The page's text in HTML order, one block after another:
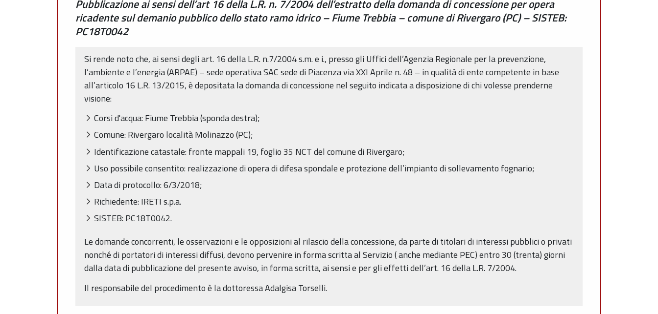
Pubblicazione ai sensi dell’art 16 della L.R. n. 7/2004 dell’estratto della domanda di concessione per opera
ricadente sul demanio pubblico dello stato ramo idrico – Fiume Trebbia – comune di Rivergaro (PC) – SISTEB:
PC18T0042
Si rende noto che, ai sensi degli art. 16 della L.R. n.7/2004 s.m. e i., presso gli Uffici dell’Agenzia Regionale per la prevenzione,
l’ambiente e l’energia (ARPAE) – sede operativa SAC sede di Piacenza via XXI Aprile n. 48 – in qualità di ente competente in base
all’articolo 16 L.R. 13/2015, è depositata la domanda di concessione nel seguito indicata a disposizione di chi volesse prenderne
visione:
Corsi d'acqua: Fiume Trebbia (sponda destra);
Comune: Rivergaro località Molinazzo (PC);
Identificazione catastale: fronte mappali 19, foglio 35 NCT del comune di Rivergaro;
Uso possibile consentito: realizzazione di opera di difesa spondale e protezione dell’impianto di sollevamento fognario;
Data di protocollo: 6/3/2018;
Richiedente: IRETI s.p.a.
SISTEB: PC18T0042.
Le domande concorrenti, le osservazioni e le opposizioni al rilascio della concessione, da parte di titolari di interessi pubblici o privati
nonché di portatori di interessi diffusi, devono pervenire in forma scritta al Servizio ( anche mediante PEC) entro 30 (trenta) giorni
dalla data di pubblicazione del presente avviso, in forma scritta, ai sensi e per gli effetti dell’art. 16 della L.R. 7/2004.
Il responsabile del procedimento è la dottoressa Adalgisa Torselli.